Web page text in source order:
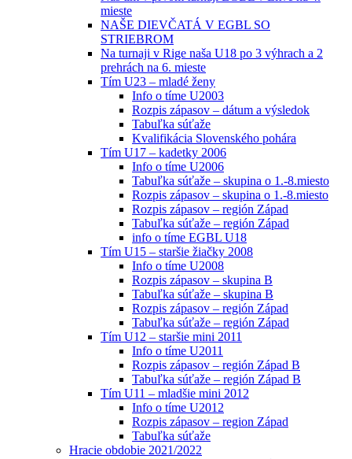
mieste
NAŠE DIEVČATÁ V EGBL SO
STRIEBROM
Na turnaji v Rige naša U18 po 3 výhrach a 2
prehrách na 6. mieste
Tím U23 – mladé ženy
Info o tíme U2003
Rozpis zápasov – dátum a výsledok
Tabuľka súťaže
Kvalifikácia Slovenského pohára
Tím U17 – kadetky 2006
Info o tíme U2006
Tabuľka súťaže – skupina o 1.-8.miesto
Rozpis zápasov – skupina o 1.-8.miesto
Rozpis zápasov – región Západ
Tabuľka súťaže – región Západ
info o tíme EGBL U18
Tím U15 – staršie žiačky 2008
Info o tíme U2008
Rozpis zápasov – skupina B
Tabuľka súťaže – skupina B
Rozpis zápasov – región Západ
Tabuľka súťaže – región Západ
Tím U12 – staršie mini 2011
Info o tíme U2011
Rozpis zápasov – región Západ B
Tabuľka súťaže – región Západ B
Tím U11 – mladšie mini 2012
Info o tíme U2012
Rozpis zápasov – region Západ
Tabuľka súťaže
Hracie obdobie 2021/2022